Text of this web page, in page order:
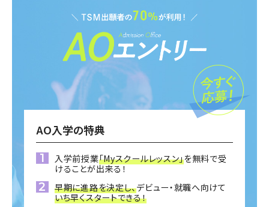
AO入学の特典
入学前授業「Myスクールレッスン」を無料で受
けることが出来る！
早期に進路を決定し、デビュー・就職へ向けて
いち早くスタートできる！